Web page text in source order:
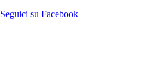
Seguici su Facebook